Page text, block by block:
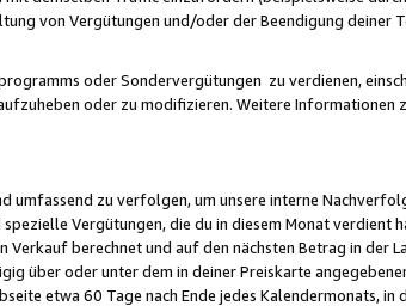
von Vergütungen und/oder der Beendigung deiner
oder Sondervergütungen zu verdienen,
oder zu modifizieren. Weitere Informationen
umfassend zu verfolgen, um unsere interne
Vergütungen, die du in diesem Monat verdient
berechnet und auf den nächsten Betrag in der
über oder unter dem in deiner Preiskarte
etwa 60 Tage nach Ende jedes Kalendermonats, in